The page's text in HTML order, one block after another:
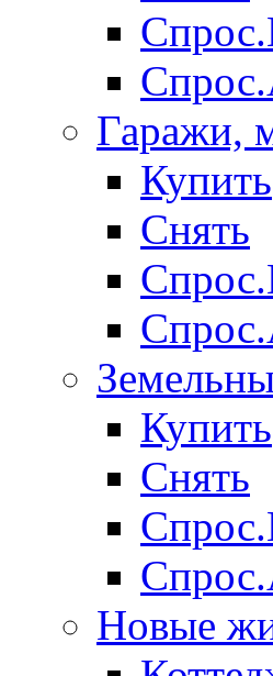
Гаражи,
Купить
Снять
Купить
Снять
Новые